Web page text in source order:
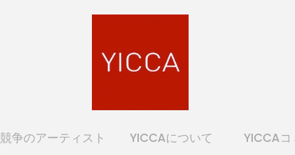
競争のアーティスト YICCAについて YICCA